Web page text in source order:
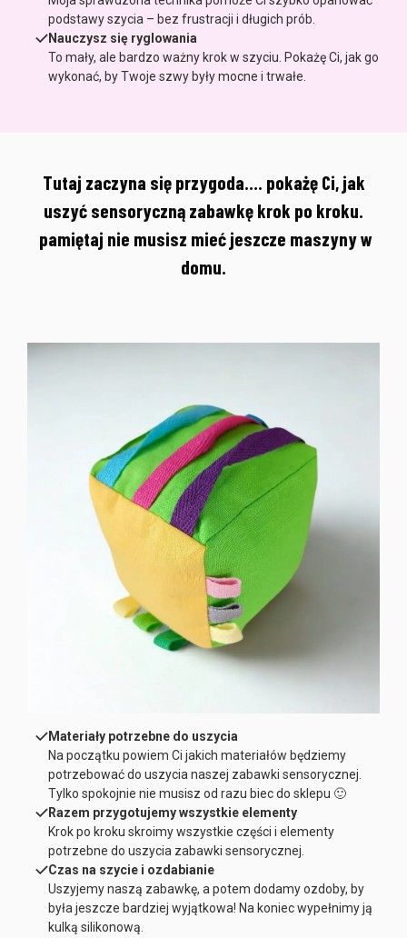
podstawy szycia – bez frustracji i długich prób.
Nauczysz się ryglowania
To mały, ale bardzo ważny krok w szyciu. Pokażę Ci, jak go
wykonać, by Twoje szwy były mocne i trwałe.
Tutaj zaczyna się przygoda…. pokażę Ci, jak
uszyć sensoryczną zabawkę krok po kroku.
pamiętaj nie musisz mieć jeszcze maszyny w
domu.
Materiały potrzebne do uszycia
Na początku powiem Ci jakich materiałów będziemy
potrzebować do uszycia naszej zabawki sensorycznej.
Tylko spokojnie nie musisz od razu biec do sklepu 🙂
Razem przygotujemy wszystkie elementy
Krok po kroku skroimy wszystkie części i elementy
potrzebne do uszycia zabawki sensorycznej.
Czas na szycie i ozdabianie
Uszyjemy naszą zabawkę, a potem dodamy ozdoby, by
była jeszcze bardziej wyjątkowa! Na koniec wypełnimy ją
kulką silikonową.